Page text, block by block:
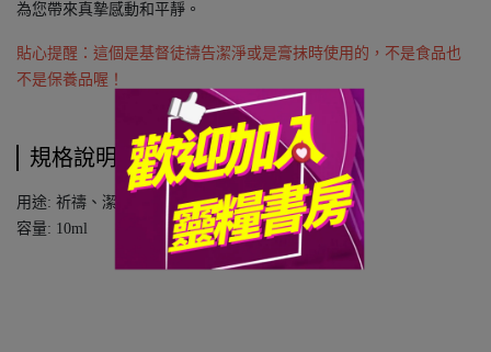
為您帶來真摯感動和平靜。
貼心提醒：這個是基督徒禱告潔淨或是膏抹時使用的，不是食品也
不是保養品喔！
規格說明
用途: 祈禱、潔淨、洗禮
容量: 10ml